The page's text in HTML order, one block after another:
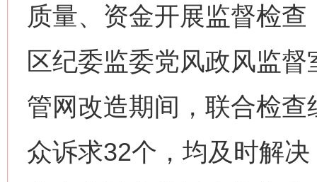
质量、资金开展监督检
区纪委监委党风政风监
管网改造期间，联合检
众诉求32个，均及时解